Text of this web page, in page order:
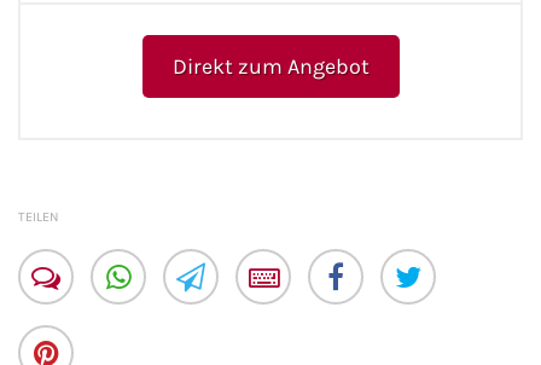
A-ROSA Flusskreuzfahrten
Plantours Flusskreuzfahrten
Direkt zum Angebot
TEILEN